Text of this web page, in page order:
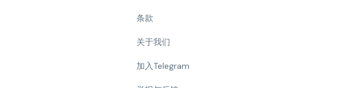
条款
关于我们
加入Telegram